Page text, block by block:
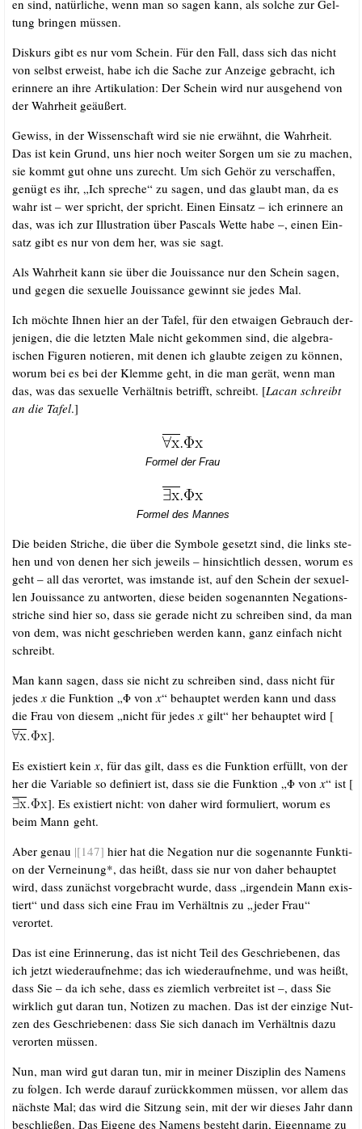
en sind, natür­li­che, wenn man so sagen kann, als sol­che zur Gel­
tung brin­gen müssen.
Dis­kurs gibt es nur vom Schein. Für den Fall, dass sich das nicht
von selbst erweist, habe ich die Sache zur Anzei­ge gebracht, ich
erin­ne­re an ihre Arti­ku­la­ti­on: Der Schein wird nur aus­ge­hend von
der Wahr­heit geäußert.
Gewiss, in der Wis­sen­schaft wird sie nie erwähnt, die Wahr­heit.
Das ist kein Grund, uns hier noch wei­ter Sor­gen um sie zu machen,
sie kommt gut ohne uns zurecht. Um sich Gehör zu ver­schaf­fen,
genügt es ihr, „Ich spre­che“ zu sagen, und das glaubt man, da es
wahr ist – wer spricht, der spricht. Einen Ein­satz – ich erin­ne­re an
das, was ich zur Illus­tra­ti­on über Pas­cals Wet­te habe –, einen Ein­
satz gibt es nur von dem her, was sie sagt.
Als Wahr­heit kann sie über die Jouis­sance nur den Schein sagen,
und gegen die sexu­el­le Jouis­sance gewinnt sie jedes Mal.
Ich möch­te Ihnen hier an der Tafel, für den etwa­igen Gebrauch der­
je­ni­gen, die die letz­ten Male nicht gekom­men sind, die alge­bra­
ischen Figu­ren notie­ren, mit denen ich glaub­te zei­gen zu kön­nen,
wor­um bei es bei der Klem­me geht, in die man gerät, wenn man
das, was das sexu­el­le Ver­hält­nis betrifft, schreibt. [Lacan schreibt
an die Tafel.]
For­mel der Frau
For­mel des Mannes
Die bei­den Stri­che, die über die Sym­bo­le gesetzt sind, die links ste­
hen und von denen her sich jeweils – hin­sicht­lich des­sen, wor­um es
geht – all das ver­or­tet, was imstan­de ist, auf den Schein der sexu­el­
len Jouis­sance zu ant­wor­ten, die­se bei­den soge­nann­ten Nega­ti­ons­
stri­che sind hier so, dass sie gera­de nicht zu schrei­ben sind, da man
von dem, was nicht geschrie­ben wer­den kann, ganz ein­fach nicht
schreibt.
Man kann sagen, dass sie nicht zu schrei­ben sind, dass nicht für
jedesxdie Funk­ti­on „Φ vonx“ behaup­tet wer­den kann und dass
die Frau von die­sem „nicht für jedesx gilt“ her behaup­tet wird [
].
Es exis­tiert keinx, für das gilt, dass es die Funk­ti­on erfüllt, von der
her die Varia­ble so defi­niert ist, dass sie die Funk­ti­on „Φ vonx“ ist [
]. Es exis­tiert nicht: von daher wird for­mu­liert, wor­um es
beim Mann geht.
Aber genau |[147] hier hat die Nega­ti­on nur die soge­nann­te Funk­ti­
on der Ver­nei­nung*, das heißt, dass sie nur von daher behaup­tet
wird, dass zunächst vor­ge­bracht wur­de, dass „irgend­ein Mann exis­
tiert“ und dass sich eine Frau im Ver­hält­nis zu „jeder Frau“
verortet.
Das ist eine Erin­ne­rung, das ist nicht Teil des Geschrie­be­nen, das
ich jetzt wie­der­auf­neh­me; das ich wie­der­auf­neh­me, und was heißt,
dass Sie – da ich sehe, dass es ziem­lich ver­brei­tet ist –, dass Sie
wirk­lich gut dar­an tun, Noti­zen zu machen. Das ist der ein­zi­ge Nut­
zen des Geschrie­be­nen: dass Sie sich danach im Ver­hält­nis dazu
ver­or­ten müssen.
Nun, man wird gut dar­an tun, mir in mei­ner Dis­zi­plin des Namens
zu fol­gen. Ich wer­de dar­auf zurück­kom­men müs­sen, vor allem das
nächs­te Mal; das wird die Sit­zung sein, mit der wir die­ses Jahr dann
beschlie­ßen. Das Eige­ne des Namens besteht dar­in, Eigen­na­me zu